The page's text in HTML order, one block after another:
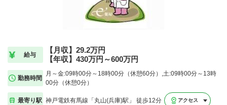
給与
【月収】29.2万円
【年収】430万円～600万円
勤務時間
月～金:09時00分～18時00分（休憩60分）,土:09時00分～13時
00分（休憩0分）
最寄り駅 神戸電鉄有馬線「丸山(兵庫)駅」 徒歩12分 アクセス